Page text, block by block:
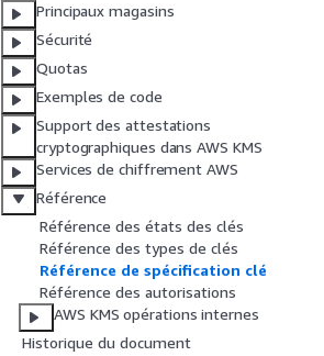
Principaux magasins
Sécurité
Quotas
Exemples de code
Support des attestations
cryptographiques dans AWS KMS
Services de chiffrement AWS
Référence
Référence des états des clés
Référence des types de clés
Référence de spécification clé
Référence des autorisations
AWS KMS opérations internes
Historique du document